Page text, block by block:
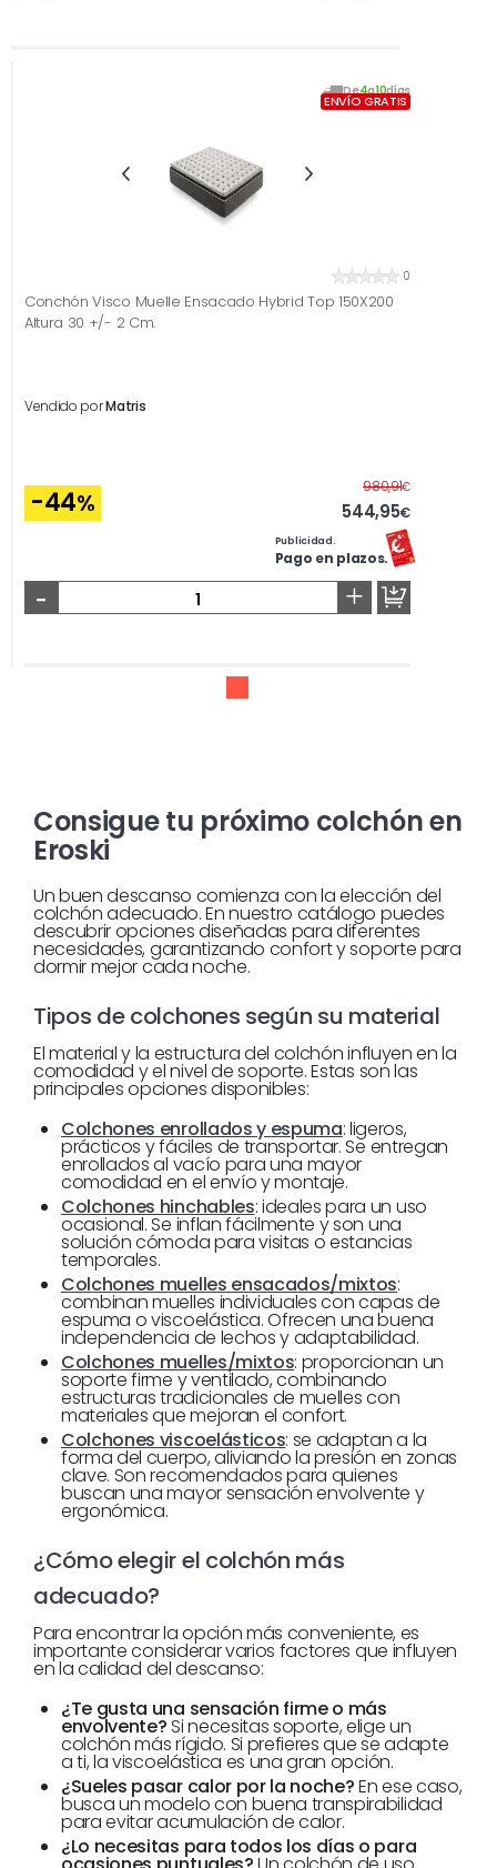
De4a10días
ENVÍO GRATIS
0
Conchón Visco Muelle Ensacado Hybrid Top 150X200
Altura 30 +/- 2 Cm.
Vendido porMatris
-44%
980,91€Antes
544,95€
Publicidad.
Pago en plazos.
- +
Consigue tu próximo colchón en
Eroski
Un buen descanso comienza con la elección del
colchón adecuado. En nuestro catálogo puedes
descubrir opciones diseñadas para diferentes
necesidades, garantizando confort y soporte para
dormir mejor cada noche.
Tipos de colchones según su material
El material y la estructura del colchón influyen en la
comodidad y el nivel de soporte. Estas son las
principales opciones disponibles:
Colchones enrollados y espuma: ligeros,
prácticos y fáciles de transportar. Se entregan
enrollados al vacío para una mayor
comodidad en el envío y montaje.
Colchones hinchables: ideales para un uso
ocasional. Se inflan fácilmente y son una
solución cómoda para visitas o estancias
temporales.
Colchones muelles ensacados/mixtos:
combinan muelles individuales con capas de
espuma o viscoelástica. Ofrecen una buena
independencia de lechos y adaptabilidad.
Colchones muelles/mixtos: proporcionan un
soporte firme y ventilado, combinando
estructuras tradicionales de muelles con
materiales que mejoran el confort.
Colchones viscoelásticos: se adaptan a la
forma del cuerpo, aliviando la presión en zonas
clave. Son recomendados para quienes
buscan una mayor sensación envolvente y
ergonómica.
¿Cómo elegir el colchón más
adecuado?
Para encontrar la opción más conveniente, es
importante considerar varios factores que influyen
en la calidad del descanso:
¿Te gusta una sensación firme o más
envolvente? Si necesitas soporte, elige un
colchón más rígido. Si prefieres que se adapte
a ti, la viscoelástica es una gran opción.
¿Sueles pasar calor por la noche?En ese caso,
busca un modelo con buena transpirabilidad
para evitar acumulación de calor.
¿Lo necesitas para todos los días o para